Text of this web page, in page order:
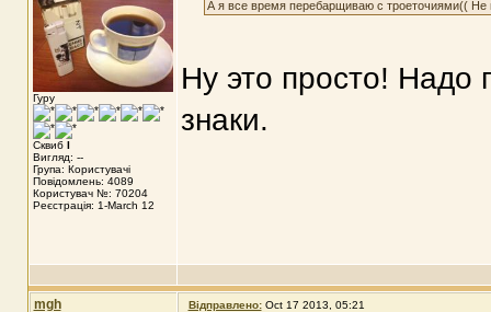
Гуру
Сквиб I
Вигляд: --
Група: Користувачі
Повідомлень: 4089
Користувач №: 70204
Реєстрація: 1-March 12
А я все время перебарщиваю с троеточиями(( Не
Ну это просто! Надо
знаки.
mgh Відправлено: Oct 17 2013, 05:21